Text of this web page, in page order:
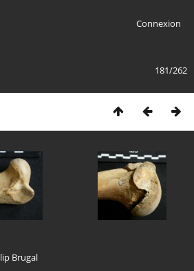
Connexion
181/262
Brugal